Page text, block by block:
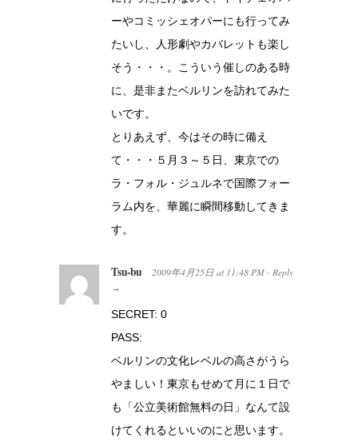
ーやコミッシェオパーにも行ってみ
たいし、人形劇やカバレットも楽し
そう・・・。こういう催しのある時
に、是非またベルリンを訪れてみた
いです。
とりあえず、今はその時に備え
て・・・５月３～５日、東京での
ラ・フォル・ジュルネで国際フォー
ラム内を、華麗に瞬間移動してきま
す。
Tsu-bu 2009年4月25日 at 11:48 PM · Reply
→
SECRET: 0
PASS:
ベルリンの文化レベルの高さがうら
やましい！東京もせめて月に１日で
も「公立美術館無料の日」なんて設
けてくれるといいのにと思います。